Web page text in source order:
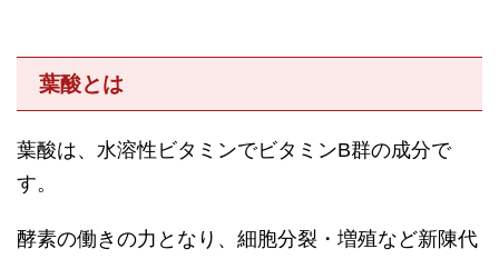
葉酸とは
葉酸は、水溶性ビタミンでビタミンB群の成分で
す。
酵素の働きの力となり、細胞分裂・増殖など新陳代